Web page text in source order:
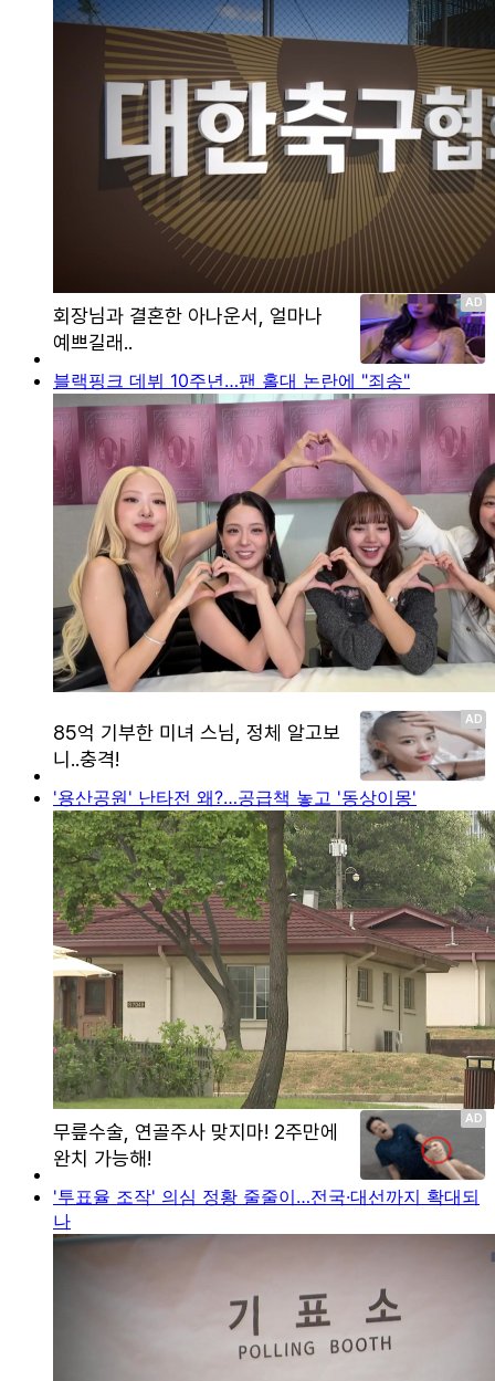
블랙핑크 데뷔 10주년…팬 홀대 논란에 "죄송"
'용산공원' 난타전 왜?…공급책 놓고 '동상이몽'
'투표율 조작' 의심 정황 줄줄이…전국·대선까지 확대되
나